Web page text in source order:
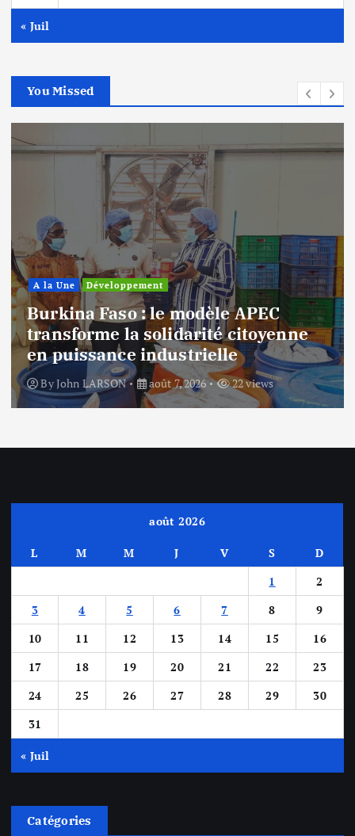
« Juil
You Missed
A la Une Développement
Burkina Faso : le modèle APEC
transforme la solidarité citoyenne
en puissance industrielle
ByJohn LARSON août 7, 2026 22 views
août 2026
L M M J V S
D
1
2
3
4 5 6 7 8
9
10
11 12 13 14 15
16
17
18 19 20 21 22
23
24
25 26 27 28 29
30
31
« Juil
Catégories